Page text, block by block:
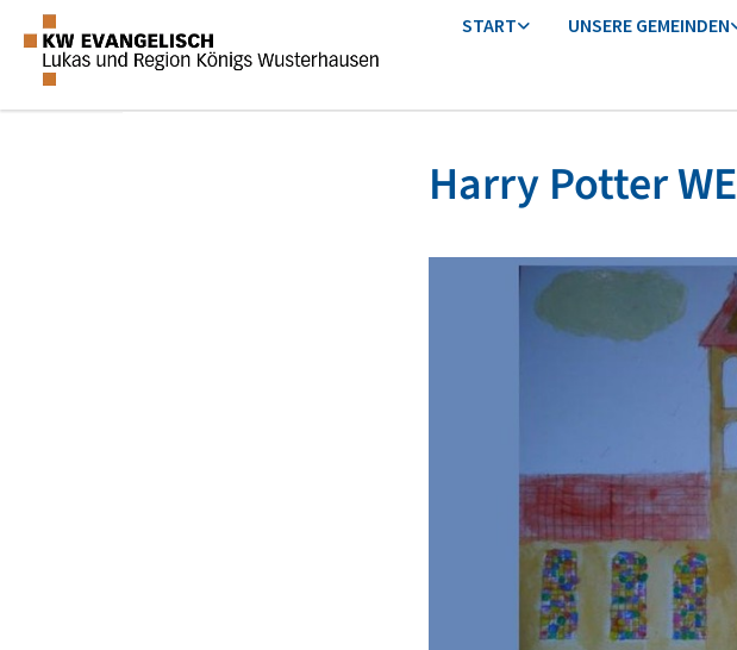
START UNSERE GEMEINDEN
Harry Potter WE